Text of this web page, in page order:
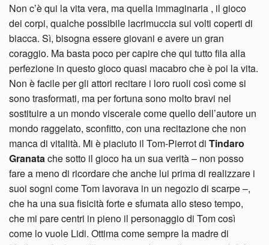
Non c’è qui la vita vera, ma quella immaginaria , il gioco
dei corpi, qualche possibile lacrimuccia sui volti coperti di
biacca. Sì, bisogna essere giovani e avere un gran
coraggio. Ma basta poco per capire che qui tutto fila alla
perfezione in questo gioco quasi macabro che è poi la vita.
Non è facile per gli attori recitare i loro ruoli così come si
sono trasformati, ma per fortuna sono molto bravi nel
sostituire a un mondo viscerale come quello dell’autore un
mondo raggelato, sconfitto, con una recitazione che non
manca di vitalità. Mi è piaciuto il Tom-Pierrot di Tindaro
Granatache sotto il gioco ha un sua verità – non posso
fare a meno di ricordare che anche lui prima di realizzare i
suoi sogni come Tom lavorava in un negozio di scarpe –,
che ha una sua fisicità forte e sfumata allo steso tempo,
che mi pare centri in pieno il personaggio di Tom così
come lo vuole Lidi. Ottima come sempre la madre di